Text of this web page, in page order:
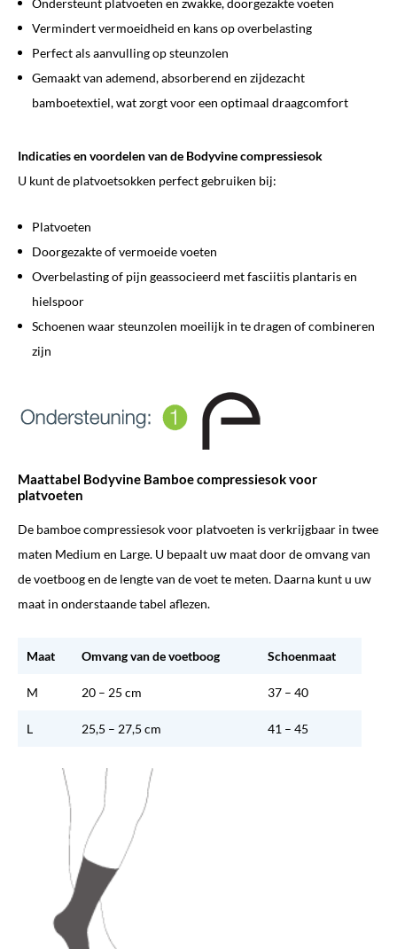
Ondersteunt platvoeten en zwakke, doorgezakte voeten
Vermindert vermoeidheid en kans op overbelasting
Perfect als aanvulling op steunzolen
Gemaakt van ademend, absorberend en zijdezacht
bamboetextiel, wat zorgt voor een optimaal draagcomfort
Indicaties en voordelen van de Bodyvine compressiesok
U kunt de platvoetsokken perfect gebruiken bij:
Platvoeten
Doorgezakte of vermoeide voeten
Overbelasting of pijn geassocieerd met fasciitis plantaris en
hielspoor
Schoenen waar steunzolen moeilijk in te dragen of combineren
zijn
Maattabel Bodyvine Bamboe compressiesok voor
platvoeten
De bamboe compressiesok voor platvoeten is verkrijgbaar in twee
maten Medium en Large. U bepaalt uw maat door de omvang van
de voetboog en de lengte van de voet te meten. Daarna kunt u uw
maat in onderstaande tabel aflezen.
Maat Omvang van de voetboog Schoenmaat
M 20 – 25 cm 37 – 40
L 25,5 – 27,5 cm 41 – 45